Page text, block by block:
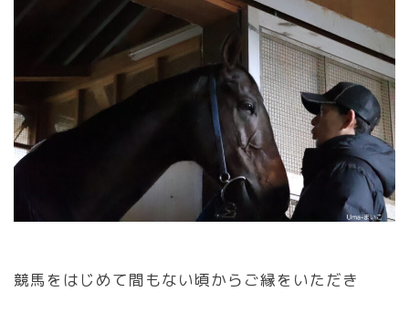
競馬をはじめて間もない頃からご縁をいただき